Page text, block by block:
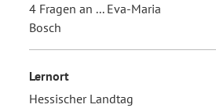
4 Fragen an ... Eva-Maria
Bosch
Lernort
Hessischer Landtag